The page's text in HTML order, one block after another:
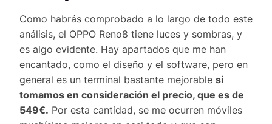
e
o
Como habrás comprobado a lo largo de todo este
análisis, el OPPO Reno8 tiene luces y sombras, y
es algo evidente. Hay apartados que me han
encantado, como el diseño y el software, pero en
general es un terminal bastante mejorable si
tomamos en consideración el precio, que es de
549€. Por esta cantidad, se me ocurren móviles